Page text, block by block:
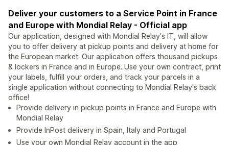
Deliver your customers to a Service Point in France
and Europe with Mondial Relay - Official app
Our application, designed with Mondial Relay's IT, will allow
you to offer delivery at pickup points and delivery at home for
the European market. Our application offers thousand pickups
& lockers in France and in Europe. Use your own contract, print
your labels, fulfill your orders, and track your parcels in a
single application without connecting to Mondial Relay's back
office!
Provide delivery in pickup points in France and Europe with
Mondial Relay
Provide InPost delivery in Spain, Italy and Portugal
Use your own Mondial Relay account in the app